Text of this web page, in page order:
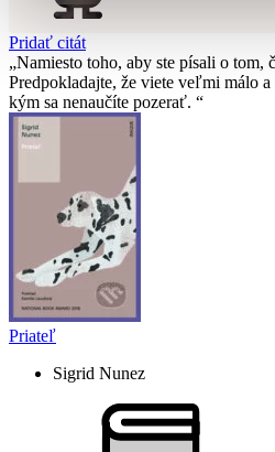
Pridať citát
Namiesto toho, aby ste písali o tom,
Predpokladajte, že viete veľmi málo
kým sa nenaučíte pozerať.
Priateľ
Sigrid Nunez